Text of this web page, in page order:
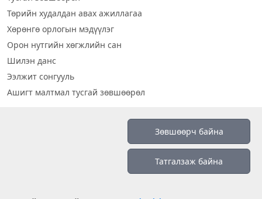
Төрийн худалдан авах ажиллагаа
Хөрөнгө орлогын мэдүүлэг
Орон нутгийн хөгжлийн сан
Шилэн данс
Ээлжит сонгууль
Ашигт малтмал тусгай зөвшөөрөл
Зөвшөөрч байна
Татгалзаж байна